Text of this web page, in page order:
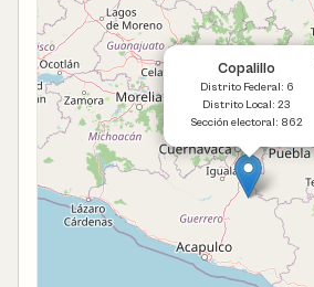
Copalillo
Distrito Federal: 6
Distrito Local: 23
Sección electoral: 862